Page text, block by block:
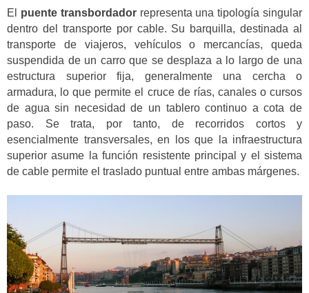
El puente transbordadorrepresenta una tipología singular
dentro del transporte por cable. Su barquilla, destinada al
transporte de viajeros, vehículos o mercancías, queda
suspendida de un carro que se desplaza a lo largo de una
estructura superior fija, generalmente una cercha o
armadura, lo que permite el cruce de rías, canales o cursos
de agua sin necesidad de un tablero continuo a cota de
paso. Se trata, por tanto, de recorridos cortos y
esencialmente transversales, en los que la infraestructura
superior asume la función resistente principal y el sistema
de cable permite el traslado puntual entre ambas márgenes.